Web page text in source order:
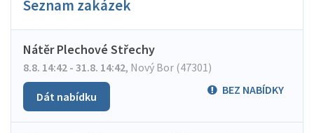
Seznam zakázek
Nátěr Plechové Střechy
8.8. 14:42 - 31.8. 14:42, Nový Bor (47301)
BEZ NABÍDKY
Dát nabídku